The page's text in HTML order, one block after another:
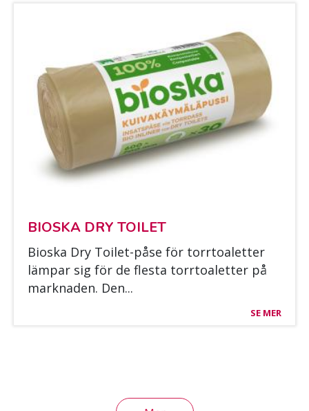
BIOS­KA DRY TOI­LET
Bios­ka Dry Toi­let-påse för torr­toa­let­ter
läm­par sig för de fles­ta torr­toa­let­ter på
mark­na­den. Den...
SE MER